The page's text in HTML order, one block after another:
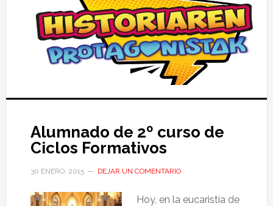
Alumnado de 2º curso de
Ciclos Formativos
30 ENERO, 2015 DEJAR UN COMENTARIO
Hoy, en la eucaristía de